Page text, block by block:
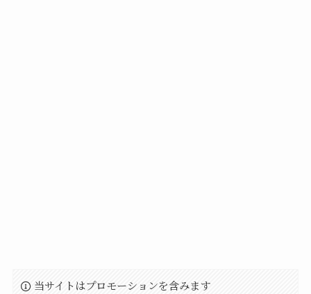
当サイトはプロモーションを含みます